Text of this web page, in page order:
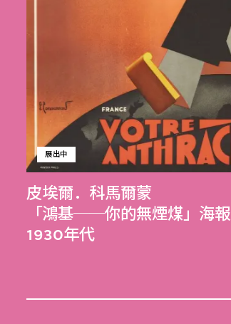
皮埃爾．科馬爾蒙
展出中
「鴻基──你的無煙煤」海報
1930年代